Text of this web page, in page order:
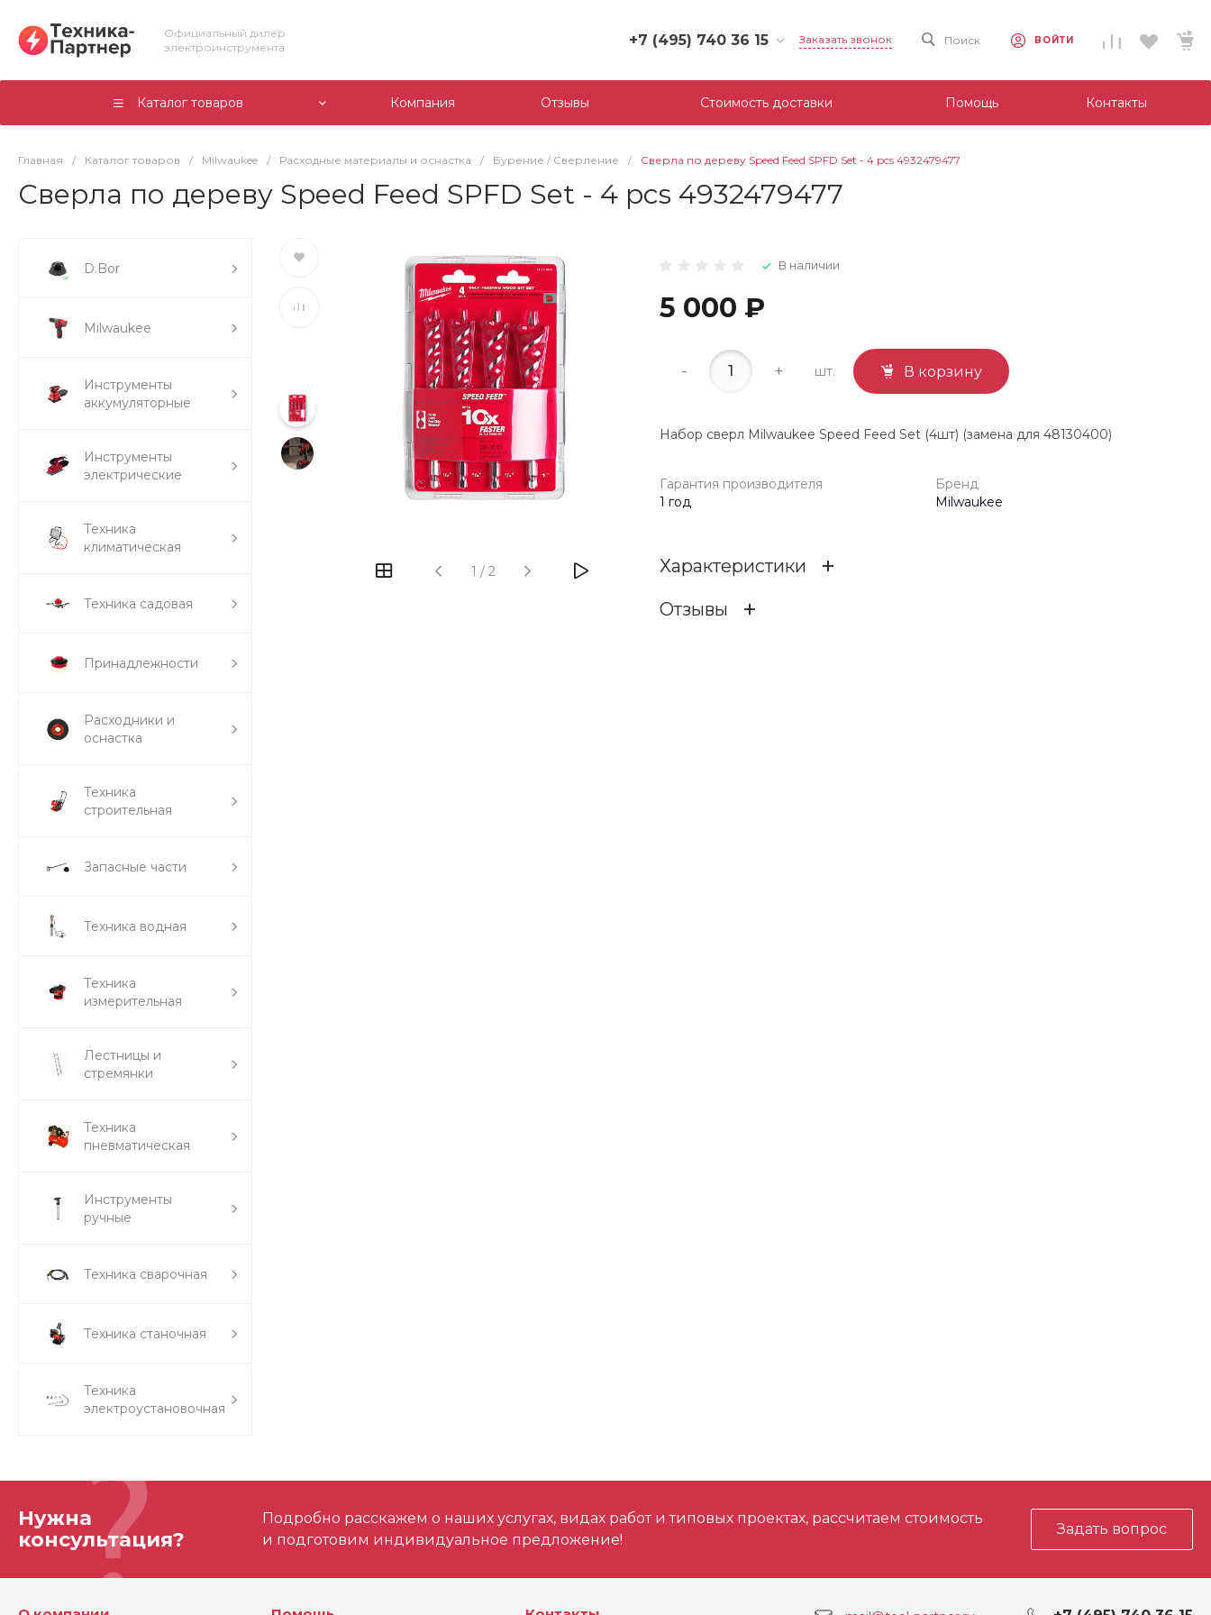
Официальный дилер
электроинструмента
+7 (495) 740 36 15
+7 (495) 740 36 15
г. Москва, Филевский
Заказать звонок Поиск ВОЙТИ
Каталог товаров Компания Отзывы Стоимость доставки Помощь Контакты
Главная / Каталог товаров / Milwaukee / Расходные материалы и оснастка / Бурение / Сверление / Сверла по дереву Speed Feed SPFD Set - 4 pcs 4932479477
Сверла по дереву Speed Feed SPFD Set - 4 pcs 4932479477
D.Bor
Milwaukee
Инструменты
аккумуляторные
Инструменты
электрические
Техника
климатическая
Техника садовая
Принадлежности
Расходники и
оснастка
Техника
строительная
Запасные части
Техника водная
Техника
измерительная
Лестницы и
стремянки
Техника
пневматическая
Инструменты
ручные
Техника сварочная
Техника станочная
Техника
электроустановочная
1 / 2
В наличии
5 000 ₽
- + шт. В корзину
Набор сверл Milwaukee Speed Feed Set (4шт) (замена для 48130400)
Гарантия производителя
1 год
Бренд
Milwaukee
Характеристики
Отзывы
Нужна
консультация?
Подробно расскажем о наших услугах, видах работ и типовых проектах, рассчитаем стоимость
и подготовим индивидуальное предложение!
Задать вопрос